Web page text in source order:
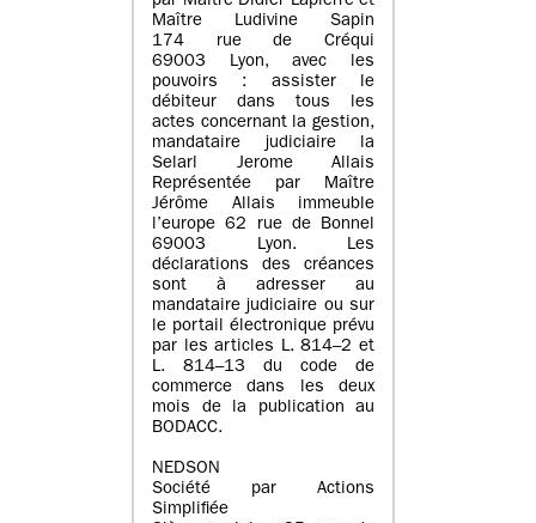
Maître Ludivine Sapin
174 rue de Créqui
69003 Lyon, avec les
pouvoirs : assister le
débiteur dans tous les
actes concernant la gestion,
mandataire judiciaire la
Selarl Jerome Allais
Représentée par Maître
Jérôme Allais immeuble
l’europe 62 rue de Bonnel
69003 Lyon. Les
déclarations des créances
sont à adresser au
mandataire judiciaire ou sur
le portail électronique prévu
par les articles L. 814–2 et
L. 814–13 du code de
commerce dans les deux
mois de la publication au
BODACC.
NEDSON
Société par Actions
Simplifiée